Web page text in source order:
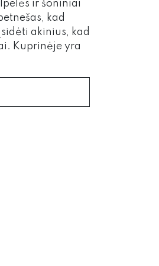
ir šoniniai
kad
akinius, kad
Kuprinėje yra